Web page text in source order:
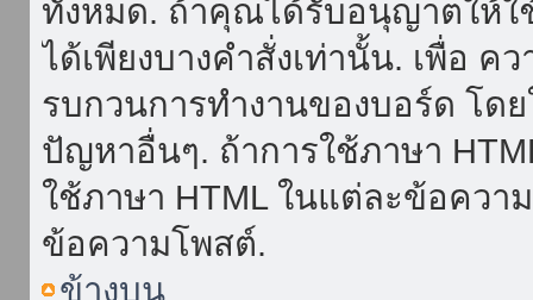
ทั้งหมด. ถ้าคุณได้รับอนุญาตให้ใ
ได้เพียงบางคำสั่งเท่านั้น. เพื่อ
รบกวนการทำงานของบอร์ด โด
ปัญหาอื่นๆ. ถ้าการใช้ภาษา
ใช้ภาษา HTML ในแต่ละข้อคว
ข้อความโพสต์.
ข้างบน